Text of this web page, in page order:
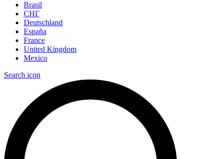
Brasil
СНГ
Deutschland
España
France
United Kingdom
Mexico
Search icon